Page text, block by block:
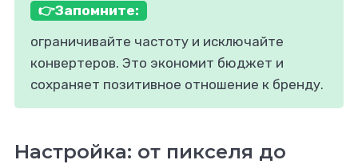
👉Запомните:
ограничивайте частоту и исключайте
конвертеров. Это экономит бюджет и
сохраняет позитивное отношение к бренду.
Настройка: от пикселя до